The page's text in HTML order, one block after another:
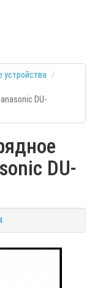
устройства
DU-
DU-